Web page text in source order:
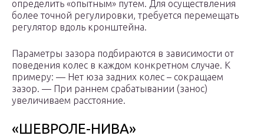
определить «опытным» путем. Для осуществления
более точной регулировки, требуется перемещать
регулятор вдоль кронштейна.
Параметры зазора подбираются в зависимости от
поведения колес в каждом конкретном случае. К
примеру: — Нет юза задних колес – сокращаем
зазор. — При раннем срабатывании (занос)
увеличиваем расстояние.
«ШЕВРОЛЕ-НИВА»